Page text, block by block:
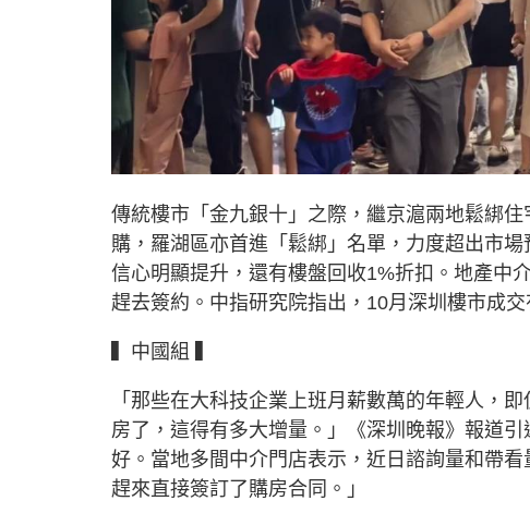
傳統樓市「金九銀十」之際，繼京滬兩地鬆綁
購，羅湖區亦首進「鬆綁」名單，力度超出市
信心明顯提升，還有樓盤回收1%折扣。地產中
趕去簽約。中指研究院指出，10月深圳樓市成
▍中國組 ▍
「那些在大科技企業上班月薪數萬的年輕人，
房了，這得有多大增量。」《深圳晚報》報道
好。當地多間中介門店表示，近日諮詢量和帶
趕來直接簽訂了購房合同。」